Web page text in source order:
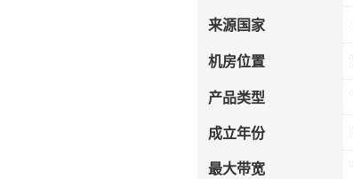
来源国家
机房位置
产品类型
成立年份
最大带宽